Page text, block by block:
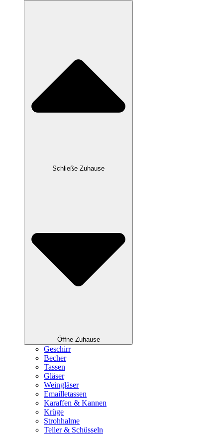
Schließe Zuhause
Öffne Zuhause
Geschirr
Becher
Tassen
Gläser
Weingläser
Emailletassen
Karaffen & Kannen
Krüge
Strohhalme
Teller & Schüsseln